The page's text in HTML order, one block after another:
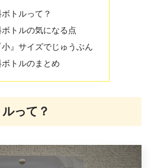
トルって？
トルの気になる点
』サイズでじゅうぶん
トルのまとめ
って？